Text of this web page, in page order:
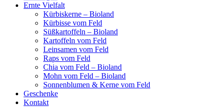
Ernte Vielfalt
Kürbiskerne – Bioland
Kürbisse vom Feld
Süßkartoffeln – Bioland
Kartoffeln vom Feld
Leinsamen vom Feld
Raps vom Feld
Chia vom Feld – Bioland
Mohn vom Feld – Bioland
Sonnenblumen & Kerne vom Feld
Geschenke
Kontakt